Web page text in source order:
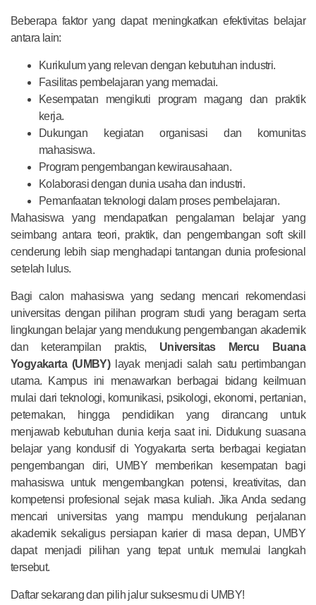
Beberapa faktor yang dapat meningkatkan efektivitas belajar
antara lain:
Kurikulum yang relevan dengan kebutuhan industri.
Fasilitas pembelajaran yang memadai.
Kesempatan mengikuti program magang dan praktik
kerja.
Dukungan kegiatan organisasi dan komunitas
mahasiswa.
Program pengembangan kewirausahaan.
Kolaborasi dengan dunia usaha dan industri.
Pemanfaatan teknologi dalam proses pembelajaran.
Mahasiswa yang mendapatkan pengalaman belajar yang
seimbang antara teori, praktik, dan pengembangan soft skill
cenderung lebih siap menghadapi tantangan dunia profesional
setelah lulus.
Bagi calon mahasiswa yang sedang mencari rekomendasi
universitas dengan pilihan program studi yang beragam serta
lingkungan belajar yang mendukung pengembangan akademik
dan keterampilan praktis, Universitas Mercu Buana
Yogyakarta (UMBY)layak menjadi salah satu pertimbangan
utama. Kampus ini menawarkan berbagai bidang keilmuan
mulai dari teknologi, komunikasi, psikologi, ekonomi, pertanian,
peternakan, hingga pendidikan yang dirancang untuk
menjawab kebutuhan dunia kerja saat ini. Didukung suasana
belajar yang kondusif di Yogyakarta serta berbagai kegiatan
pengembangan diri, UMBY memberikan kesempatan bagi
mahasiswa untuk mengembangkan potensi, kreativitas, dan
kompetensi profesional sejak masa kuliah. Jika Anda sedang
mencari universitas yang mampu mendukung perjalanan
akademik sekaligus persiapan karier di masa depan, UMBY
dapat menjadi pilihan yang tepat untuk memulai langkah
tersebut.
Daftar sekarang dan pilih jalur suksesmu di UMBY!